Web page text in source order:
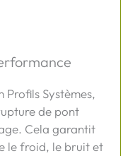
Profils Systèmes,
de pont
Cela garantit
le froid, le bruit et